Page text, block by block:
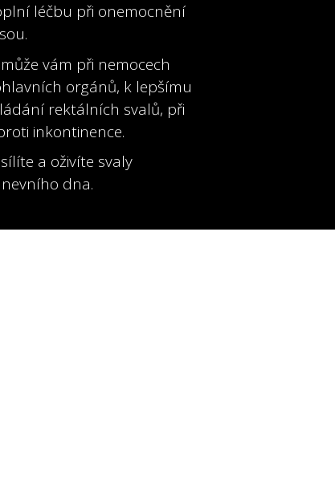
léčbu při onemocnění
vám při nemocech
orgánů, k lepšímu
rektálních svalů, při
inkontinence.
a oživíte svaly
dna.